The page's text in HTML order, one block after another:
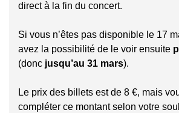
direct à la fin du concert.
Si vous n’êtes pas disponible le 17
avez la possibilité de le voir ensuite
(donc jusqu’au 31 mars).
Le prix des billets est de 8 €, mais
compléter ce montant selon votre